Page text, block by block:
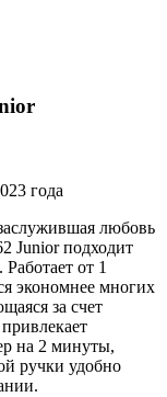
любовь
Junior подходит
от 1
экономнее многих
за счет
на 2 минуты,
ручки удобно